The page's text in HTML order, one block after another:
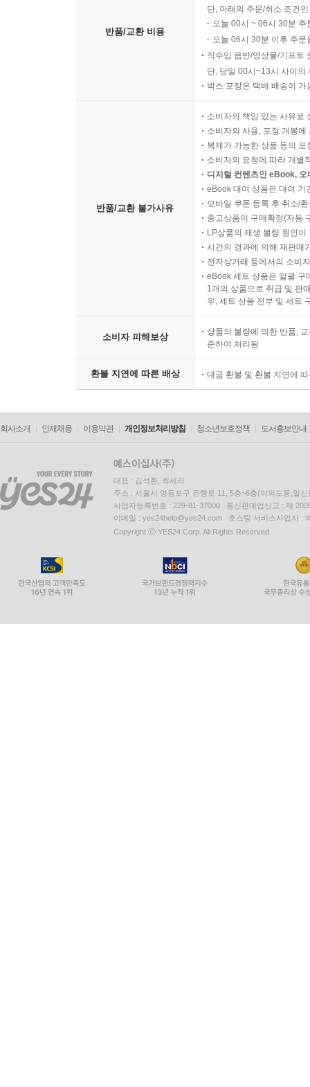
반품/교환 비용
단, 아래의 주문/취소 조건
오늘 00시 ~ 06시 30분
오늘 06시 30분 이후 주
직수입 음반/영상물/기프트
단, 당일 00시~13시 사이의
박스 포장은 택배 배송이
반품/교환 불가사유
소비자의 책임 있는 사유로
소비자의 사용, 포장 개봉
복제가 가능한 상품 등의
소비자의 요청에 따라 개별
디지털 컨텐츠인 eBook,
eBook 대여 상품은 대여 기
모바일 쿠폰 등록 후 취소/
중고상품이 구매확정(자동
LP상품의 재생 불량 원인
시간의 경과에 의해 재판매
전자상거래 등에서의 소비
eBook 세트 상품은 일괄 구
1개의 상품으로 취급 및 판
우, 세트 상품 전부 및 세트
소비자 피해보상
상품의 불량에 의한 반품,
준하여 처리됨
환불 지연에 따른 배상 대금 환불 및 환불 지연에
회사소개 인재채용 이용약관 개인정보처리방침 청소년보호정책 도서홍보안내
대표 : 김석환, 최세라
주소 : 서울시 영등포구 은행로 11, 5층~6층(여의도동,일신
사업자등록번호 : 229-81-37000 통신판매업신고 : 제
이메일 : yes24help@yes24.com 호스팅 서비스사업자 :
Copyright ⓒ YES24 Corp. All Rights Reserved.